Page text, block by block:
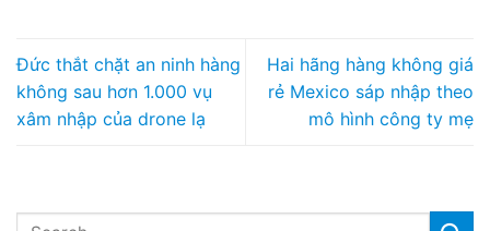
Đức thắt chặt an ninh hàng
không sau hơn 1.000 vụ
xâm nhập của drone lạ
Hai hãng hàng không giá
rẻ Mexico sáp nhập theo
mô hình công ty mẹ